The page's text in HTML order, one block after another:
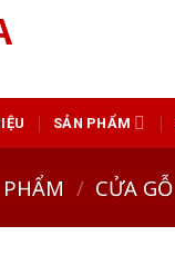
SẢN PHẨM
/ CỬA GỖ